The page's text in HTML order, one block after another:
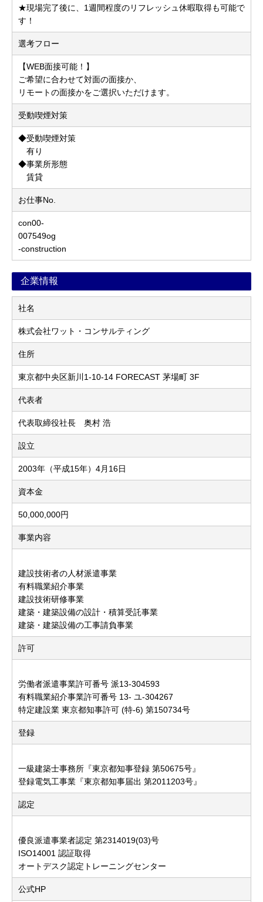
★現場完了後に、1週間程度のリフレッシュ休暇取得も可能で
す！
選考フロー
【WEB面接可能！】
ご希望に合わせて対面の面接か、
リモートの面接かをご選択いただけます。
受動喫煙対策
◆受動喫煙対策
有り
◆事業所形態
賃貸
お仕事No.
con00-
007549og
-construction
企業情報
社名
株式会社ワット・コンサルティング
住所
東京都中央区新川1-10-14 FORECAST 茅場町 3F
代表者
代表取締役社長 奥村 浩
設立
2003年（平成15年）4月16日
資本金
50,000,000円
事業内容
建設技術者の人材派遣事業
有料職業紹介事業
建設技術研修事業
建築・建築設備の設計・積算受託事業
建築・建築設備の工事請負事業
許可
労働者派遣事業許可番号 派13-304593
有料職業紹介事業許可番号 13- ユ-304267
特定建設業 東京都知事許可 (特-6) 第150734号
登録
一級建築士事務所『東京都知事登録 第50675号』
登録電気工事業『東京都知事届出 第2011203号』
認定
優良派遣事業者認定 第2314019(03)号
ISO14001 認証取得
オートデスク認定トレーニングセンター
公式HP